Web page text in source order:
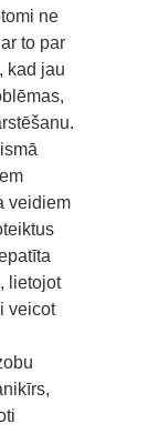
ne
to par
kad jau
veidiem
lietojot
veicot